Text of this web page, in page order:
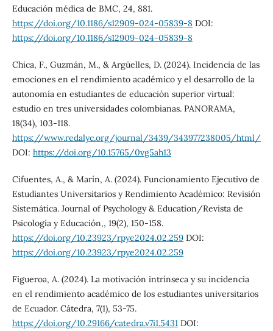
Educación médica de BMC, 24, 881.
https://doi.org/10.1186/s12909-024-05839-8DOI:
https://doi.org/10.1186/s12909-024-05839-8
Chica, F., Guzmán, M., & Argüelles, D. (2024). Incidencia de las
emociones en el rendimiento académico y el desarrollo de la
autonomía en estudiantes de educación superior virtual:
estudio en tres universidades colombianas. PANORAMA,
18(34), 103-118.
https://www.redalyc.org/journal/3439/343977238005/html/
DOI: https://doi.org/10.15765/0vg5ah13
Cifuentes, A., & Marín, A. (2024). Funcionamiento Ejecutivo de
Estudiantes Universitarios y Rendimiento Académico: Revisión
Sistemática. Journal of Psychology & Education/Revista de
Psicología y Educación,, 19(2), 150-158.
https://doi.org/10.23923/rpye2024.02.259DOI:
https://doi.org/10.23923/rpye2024.02.259
Figueroa, A. (2024). La motivación intrínseca y su incidencia
en el rendimiento académico de los estudiantes universitarios
de Ecuador. Cátedra, 7(1), 53-75.
https://doi.org/10.29166/catedra.v7i1.5431DOI: